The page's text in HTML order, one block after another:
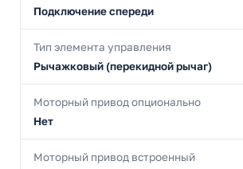
Подключение спереди
Тип элемента управления
Рычажковый (перекидной рычаг)
Моторный привод опционально
Нет
Моторный привод встроенный